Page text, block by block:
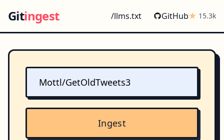
Gitingest /llms.txt GitHub 15.3k
Ingest